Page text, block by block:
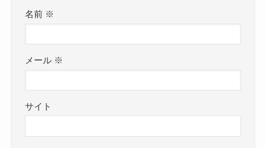
名前 ※
メール ※
サイト